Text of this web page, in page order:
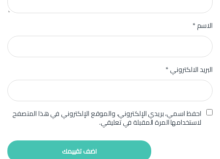
الاسم*
البريد الالكتروني*
احفظ اسمي، بريدي الإلكتروني، والموقع الإلكتروني في هذا المتصفح
لاستخدامها المرة المقبلة في تعليقي.